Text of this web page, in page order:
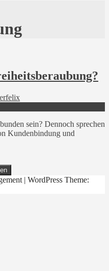
sein? Dennoch sprechen
Kundenbindung und
| WordPress Theme: